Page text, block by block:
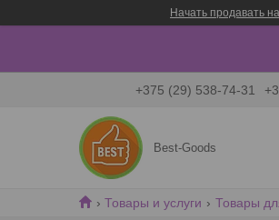
Начать продавать
+375 (29) 538-74-31
Best-Goods
Товары и услуги Товары